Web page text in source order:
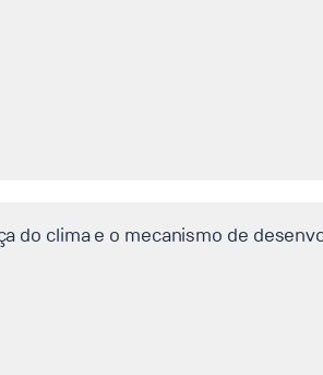
do clima e o mecanismo de